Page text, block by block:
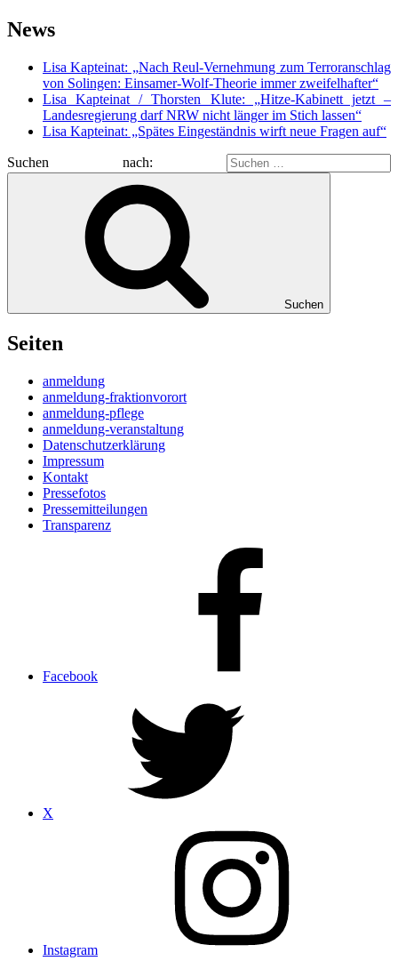
News
Lisa Kapteinat: „Nach Reul-Vernehmung zum Terroranschlag
von Solingen: Einsamer-Wolf-Theorie immer zweifelhafter“
Lisa Kapteinat / Thorsten Klute: „Hitze-Kabinett jetzt –
Landesregierung darf NRW nicht länger im Stich lassen“
Lisa Kapteinat: „Spätes Eingeständnis wirft neue Fragen auf“
Suchen nach:
Suchen
Seiten
anmeldung
anmeldung-fraktionvorort
anmeldung-pflege
anmeldung-veranstaltung
Datenschutzerklärung
Impressum
Kontakt
Pressefotos
Pressemitteilungen
Transparenz
Facebook
X
Instagram